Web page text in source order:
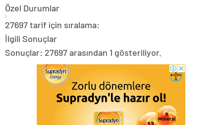
Özel Durumlar
27697 tarif için sıralama:
İlgili Sonuçlar
Sonuçlar: 27697 arasından 1 gösteriliyor.